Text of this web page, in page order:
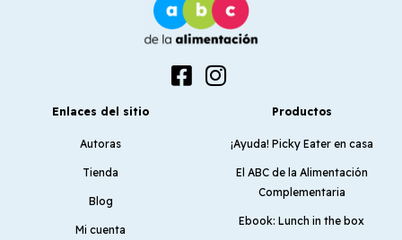
Enlaces del sitio
Autoras
Tienda
Blog
Mi cuenta
Productos
¡Ayuda! Picky Eater en casa
El ABC de la Alimentación
Complementaria
Ebook: Lunch in the box